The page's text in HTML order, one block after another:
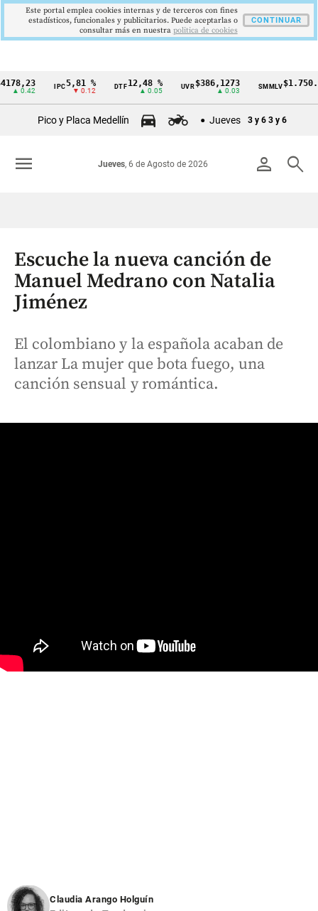
Cintillo
Colombia
IPC 5,81 %
▼ 0.12
DTF 12,48 %
▲ 0.05
UVR $386,1273
▲ 0.03
SMMLV$1.750.905
Pico y Placa Medellín Jueves 3 y 6 3 y 6
person search
Jueves, 6 de Agosto de 2026
menu
Escuche la nueva canción de
Manuel Medrano con Natalia
Jiménez
El colombiano y la española acaban de
lanzar La mujer que bota fuego, una
canción sensual y romántica.
Claudia Arango Holguín
Este portal emplea cookies internas y de terceros con fines
estadísticos, funcionales y publicitarios. Puede aceptarlas o
consultar más en nuestra politica de cookies
CONTINUAR